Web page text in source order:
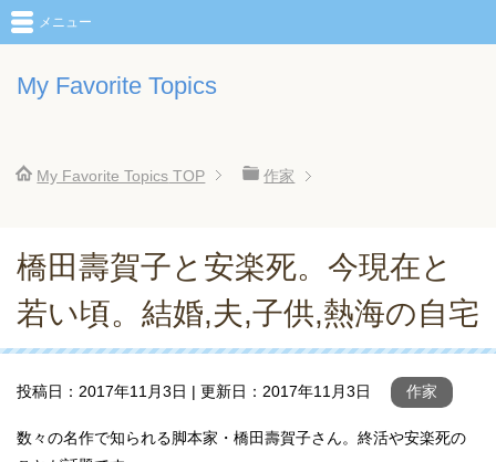
My Favorite Topics
メニュー
My Favorite Topics TOP 作家
橋田壽賀子と安楽死。今現在と
若い頃。結婚,夫,子供,熱海の自宅
投稿日： 2017年11月3日 | 更新日： 2017年11月3日 作家
数々の名作で知られる脚本家・橋田壽賀子さん。終活や安楽死の